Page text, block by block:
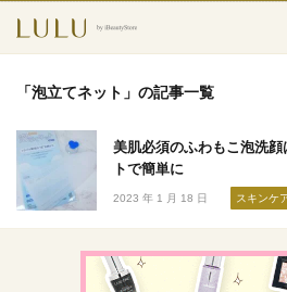
スキンケア
メークアップ
エイジングケア
「泡立てネット」の記事一覧
美肌必須のふわもこ泡洗
トで簡単に
2023 年 1 月 18 日 スキンケ